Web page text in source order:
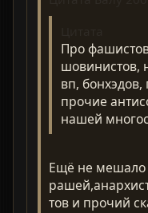
Про
шовинистов,
вп,
прочие
нашей
Ещё не мешало
тов и прочий